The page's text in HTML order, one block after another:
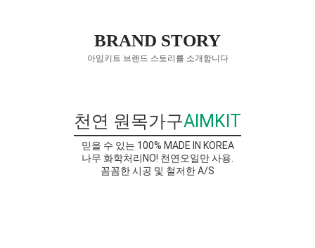
BRAND STORY
아임키트 브랜드 스토리를 소개합니다
천연 원목가구AIMKIT
믿을 수 있는 100% MADE IN KOREA
나무 화학처리NO! 천연오일만 사용.
꼼꼼한 시공 및 철저한 A/S